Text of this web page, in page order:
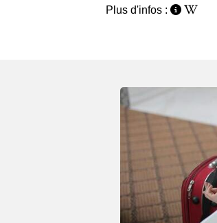
Plus d'infos :